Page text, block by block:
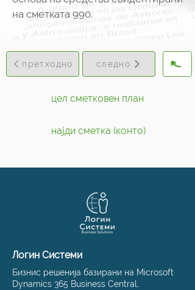
на сметката 990.
претходно следно
цел сметковен план
најди сметка (конто)
Логин Системи
Бизнис решенија базирани на Microsoft
Dynamics 365 Business Central,